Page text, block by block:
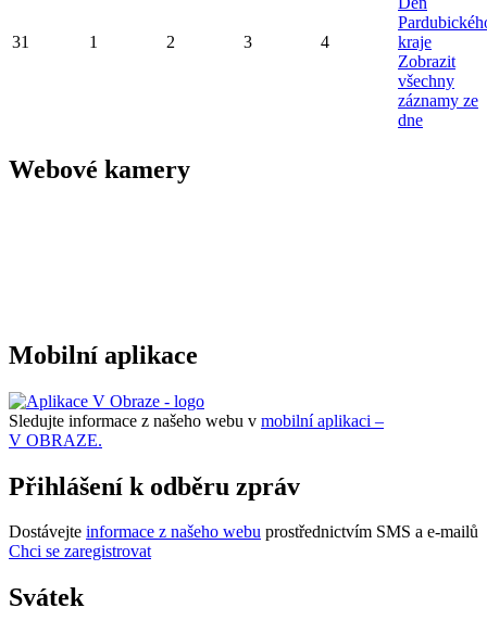
31 1 2 3 4
kraje
Zobrazit
všechny
záznamy ze
dne
Webové kamery
Mobilní aplikace
Sledujte informace z našeho webu v mobilní aplikaci –
V OBRAZE.
Přihlášení k odběru zpráv
Dostávejte informace z našeho webu prostřednictvím SMS a e-mailů
Chci se zaregistrovat
Svátek